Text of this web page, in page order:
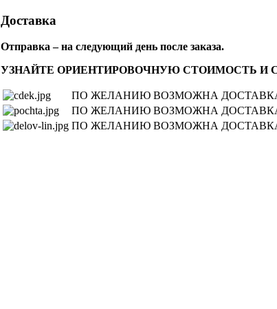
Доставка
Отправка – на следующий день после заказа.
УЗНАЙТЕ ОРИЕНТИРОВОЧНУЮ СТОИМОСТЬ И
ПО ЖЕЛАНИЮ ВОЗМОЖНА
ПО ЖЕЛАНИЮ ВОЗМОЖНА
ПО ЖЕЛАНИЮ ВОЗМОЖНА